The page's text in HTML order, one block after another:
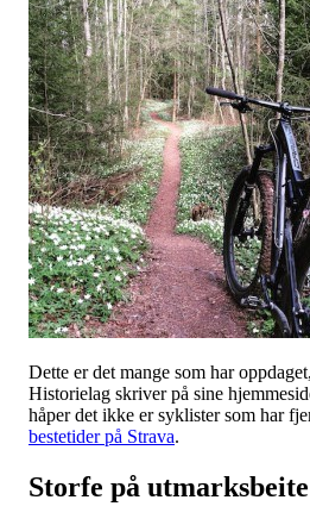
Dette er det mange som har
Historielag skriver på sine
håper det ikke er syklister som har
bestetider på Strava.
Storfe på utmarksbeite